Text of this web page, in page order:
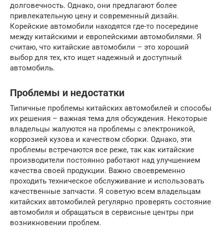
долговечность. Однако, они предлагают более
привлекательную цену и современный дизайн.
Корейские автомобили находятся где-то посередине
между китайскими и европейскими автомобилями. Я
считаю, что китайские автомобили – это хороший
выбор для тех, кто ищет надежный и доступный
автомобиль.
Проблемы и недостатки
Типичные проблемы китайских автомобилей и способы
их решения – важная тема для обсуждения. Некоторые
владельцы жалуются на проблемы с электроникой,
коррозией кузова и качеством сборки. Однако, эти
проблемы встречаются все реже, так как китайские
производители постоянно работают над улучшением
качества своей продукции. Важно своевременно
проходить техническое обслуживание и использовать
качественные запчасти. Я советую всем владельцам
китайских автомобилей регулярно проверять состояние
автомобиля и обращаться в сервисные центры при
возникновении проблем.